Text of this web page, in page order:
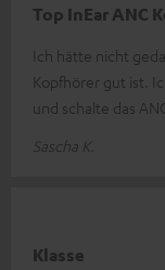
Top InEar ANC
Ich hätte nicht
Kopfhörer gut ist.
und schalte das
Sascha K.
Klasse